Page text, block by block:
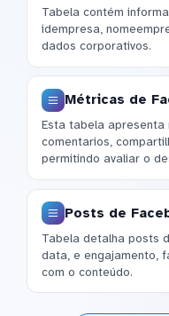
Tabela contém
idempresa,
dados corporativos.
Métricas de
Esta tabela apresenta
comentarios,
permitindo avaliar o
Posts de
Tabela detalha posts
data, e engajamento,
com o conteúdo.